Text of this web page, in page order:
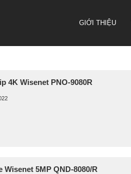
GIỚI THIỆU
4K Wisenet PNO-9080R
Wisenet 5MP QND-8080/R